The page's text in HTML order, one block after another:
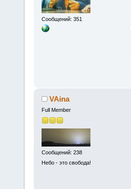
Сообщений: 351
VAina
Full Member
Сообщений: 238
Небо - это свобода!